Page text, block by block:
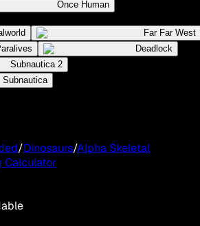
Once Human
Far Far West
Deadlock
Subnautica 2
Subnautica
/Dinosaurs/Alpha Skeletal
Calculator